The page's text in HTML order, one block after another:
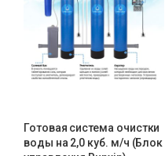
Готовая система очистки
воды на 2,0 куб. м/ч (Блок